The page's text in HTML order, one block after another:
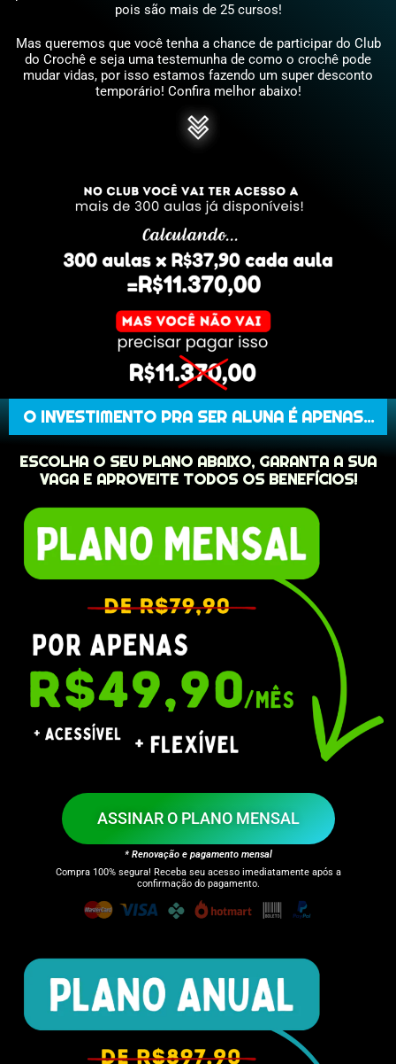
pois são mais de 25 cursos!
Mas queremos que você tenha a chance de participar do Club
do Crochê e seja uma testemunha de como o crochê pode
mudar vidas, por isso estamos fazendo um super desconto
temporário! Confira melhor abaixo!
O INVESTIMENTO PRA SER ALUNA É APENAS...
ESCOLHA O SEU PLANO ABAIXO, GARANTA A SUA
VAGA E APROVEITE TODOS OS BENEFÍCIOS!
ASSINAR O PLANO MENSAL
* Renovação e pagamento mensal
Compra 100% segura! Receba seu acesso imediatamente após a
confirmação do pagamento.